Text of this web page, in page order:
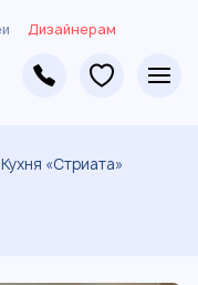
Дизайнерам
Кухня «Стриата»